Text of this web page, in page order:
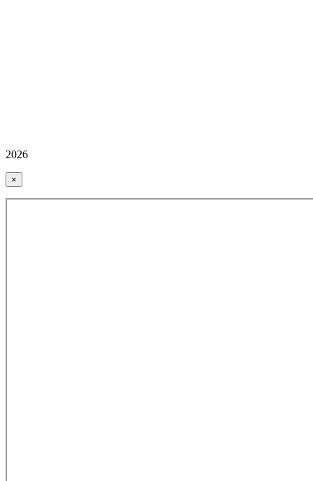
2026
×